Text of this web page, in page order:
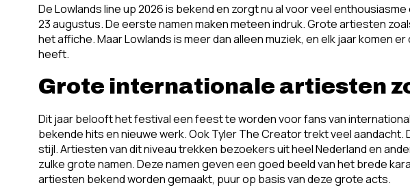
De Lowlands line up 2026 is bekend en zorgt nu al voor veel
23 augustus. De eerste namen maken meteen indruk. Grote artiesten
het affiche. Maar Lowlands is meer dan alleen muziek, en elk jaar komen
heeft.
Grote internationale artiesten
Dit jaar belooft het festival een feest te worden voor fans van
bekende hits en nieuwe werk. Ook Tyler The Creator trekt veel
stijl. Artiesten van dit niveau trekken bezoekers uit heel Nederland en
zulke grote namen. Deze namen geven een goed beeld van het brede
artiesten bekend worden gemaakt, puur op basis van deze grote acts.